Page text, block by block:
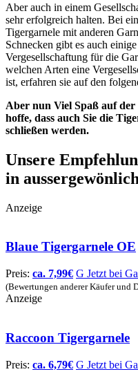
Aber auch in einem
sehr erfolgreich halten. Bei
Tigergarnele mit anderen
Schnecken gibt es auch
Vergesellschaftung für die
welchen Arten eine
ist, erfahren sie auf den
Aber nun Viel Spaß auf
hoffe, dass auch Sie die
schließen werden.
Unsere
in
Anzeige
Blaue Tigergarnele OE
Preis: ca. 7,99€ G Jetzt bei
(Bewertungen anderer Käufer und
Anzeige
Raccoon Tigergarnele
Preis: ca. 6,79€ G Jetzt bei